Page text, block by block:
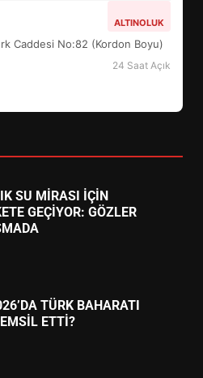
ALTINOLUK
Caddesi No:82 (Kordon Boyu)
24 Saat Açık
KAYITLARI NEYİ
NASIL
SU MİRASI İÇİN
GEÇİYOR: GÖZLER
TÜRK BAHARATI
ETTİ?